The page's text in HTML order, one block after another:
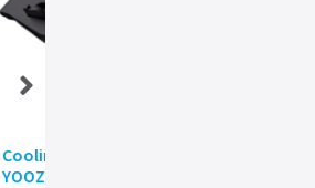
Cooling TRUST Stand GXT1127
YOOZY Led Negro